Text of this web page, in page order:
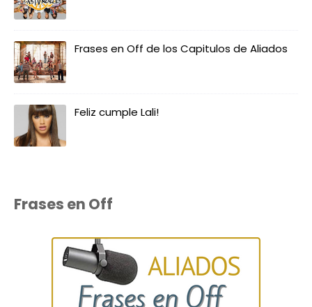
Frases en Off de los Capitulos de Aliados
Feliz cumple Lali!
Frases en Off